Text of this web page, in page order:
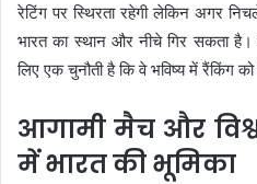
रेटिंग पर स्थिरता रहेगी लेकिन अगर
भारत का स्थान और नीचे गिर सकता
लिए एक चुनौती है कि वे भविष्य में रैंकिंग
आगामी मैच और
में भारत की भूमिका